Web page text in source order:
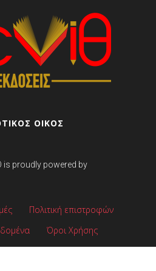
ΟΙΚΟΣ
is proudly powered by
Πολιτική επιστροφών
Όροι Χρήσης